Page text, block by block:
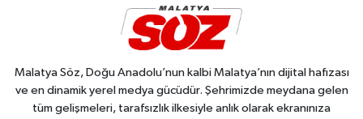
Malatya Söz, Doğu Anadolu’nun kalbi Malatya’nın dijital hafızası
ve en dinamik yerel medya gücüdür. Şehrimizde meydana gelen
tüm gelişmeleri, tarafsızlık ilkesiyle anlık olarak ekranınıza